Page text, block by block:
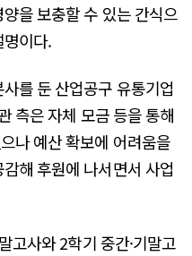
을 보충할 수 있는 간식으
이다.
를 둔 산업공구 유통기업
측은 자체 모금 등을 통해
나 예산 확보에 어려움을
해 후원에 나서면서 사업
고사와 2학기 중간·기말고